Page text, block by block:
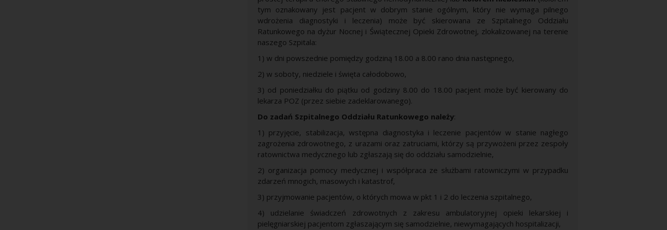
tym oznakowany jest pacjent w dobrym stanie ogólnym, który nie wymaga pilnego
wdrożenia diagnostyki i leczenia) może być skierowana ze Szpitalnego Oddziału
Ratunkowego na dyżur Nocnej i Świątecznej Opieki Zdrowotnej, zlokalizowanej na terenie
naszego Szpitala:
1) w dni powszednie pomiędzy godziną 18.00 a 8.00 rano dnia następnego,
2) w soboty, niedziele i święta całodobowo,
3) od poniedziałku do piątku od godziny 8.00 do 18.00 pacjent może być kierowany do
lekarza POZ (przez siebie zadeklarowanego).
Do zadań Szpitalnego Oddziału Ratunkowego należy:
1) przyjęcie, stabilizacja, wstępna diagnostyka i leczenie pacjentów w stanie nagłego
zagrożenia zdrowotnego, z urazami oraz zatruciami, którzy są przywożeni przez zespoły
ratownictwa medycznego lub zgłaszają się do oddziału samodzielnie,
2) organizacja pomocy medycznej i współpraca ze służbami ratowniczymi w przypadku
zdarzeń mnogich, masowych i katastrof,
3) przyjmowanie pacjentów, o których mowa w pkt 1 i 2 do leczenia szpitalnego,
4) udzielanie świadczeń zdrowotnych z zakresu ambulatoryjnej opieki lekarskiej i
pielęgniarskiej pacjentom zgłaszającym się samodzielnie, niewymagających hospitalizacji,